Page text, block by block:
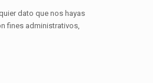
dato que nos hayas
fines administrativos,